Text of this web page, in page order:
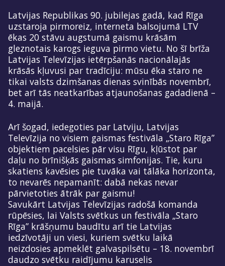
Latvijas Republikas 90. jubilejas gadā, kad Rīga
uzstaroja pirmoreiz, interneta balsojumā LTV
ēkas 20 stāvu augstumā gaismu krāsām
gleznotais karogs ieguva pirmo vietu. No šī brīža
Latvijas Televīzijas ietērpšanās nacionālajās
krāsās kļuvusi par tradīciju: mūsu ēka staro ne
tikai valsts dzimšanas dienas svinībās novembrī,
bet arī tās neatkarības atjaunošanas gadadienā –
4. maijā.
Arī šogad, iedegoties par Latviju, Latvijas
Televīzija no visiem gaismas festivāla „Staro Rīga”
objektiem pacelsies pār visu Rīgu, kļūstot par
daļu no brīnišķās gaismas simfonijas. Tie, kuru
skatiens kavēsies pie tuvāka vai tālāka horizonta,
to nevarēs nepamanīt: dabā nekas nevar
pārvietoties ātrāk par gaismu!
Savukārt Latvijas Televīzijas radošā komanda
rūpēsies, lai Valsts svētkus un festivāla „Staro
Rīga” krāšņumu baudītu arī tie Latvijas
iedzīvotāji un viesi, kuriem svētku laikā
neizdosies apmeklēt galvaspilsētu – 18. novembrī
daudzo svētku raidījumu karuselis